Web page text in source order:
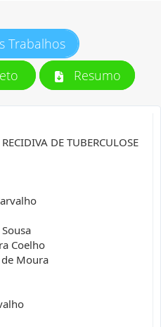
Trabalhos
Resumo
DE TUBERCULOSE
Coelho
Moura